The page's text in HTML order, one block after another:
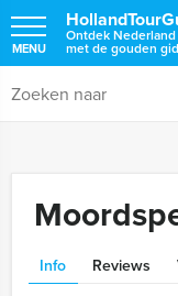
Ontdek
met de gouden
MENU
Info Reviews